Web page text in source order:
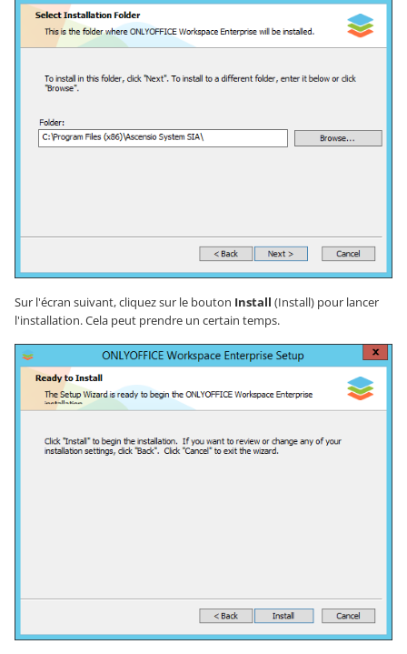
Sur l'écran suivant, cliquez sur le bouton Install (Install) pour lancer
l'installation. Cela peut prendre un certain temps.